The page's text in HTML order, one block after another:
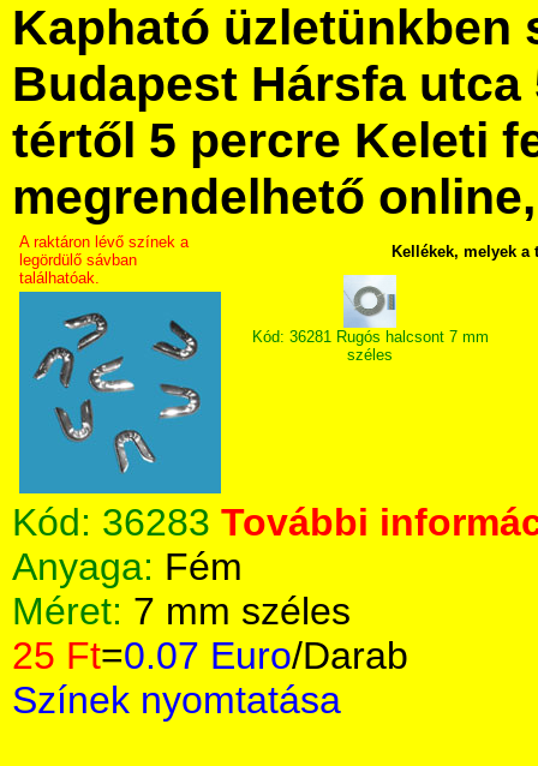
Kapható üzletünkben
Budapest Hársfa utca
tértől 5 percre Keleti
megrendelhető
A raktáron lévő színek a
legördülő sávban
találhatóak.
Kellékek, melyek
Kód: 36281 Rugós halcsont 7 mm
széles
Kód: 36283 További
Anyaga: Fém
Méret: 7 mm széles
25 Ft=0.07 Euro/Darab
Színek nyomtatása